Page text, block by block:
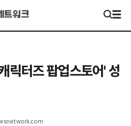
릭터즈 팝업스토어' 성